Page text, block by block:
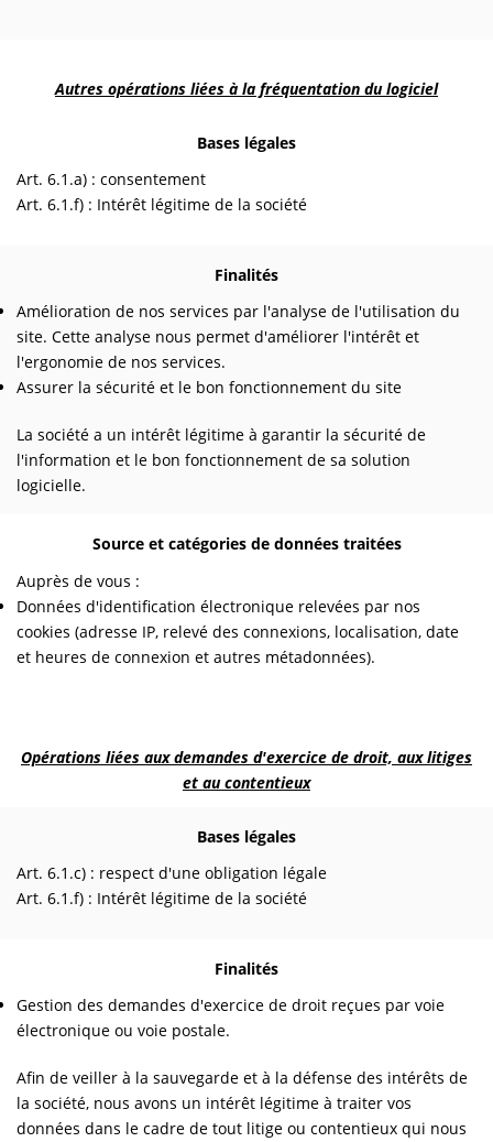
Autres opérations liées à la fréquentation du logiciel
Bases légales
Art. 6.1.a) : consentement
Art. 6.1.f) : Intérêt légitime de la société
Finalités
Amélioration de nos services par l'analyse de l'utilisation du
site. Cette analyse nous permet d'améliorer l'intérêt et
l'ergonomie de nos services.
Assurer la sécurité et le bon fonctionnement du site
La société a un intérêt légitime à garantir la sécurité de
l'information et le bon fonctionnement de sa solution
logicielle.
Source et catégories de données traitées
Auprès de vous :
Données d'identification électronique relevées par nos
cookies (adresse IP, relevé des connexions, localisation, date
et heures de connexion et autres métadonnées).
Opérations liées aux demandes d'exercice de droit, aux litiges
et au contentieux
Bases légales
Art. 6.1.c) : respect d'une obligation légale
Art. 6.1.f) : Intérêt légitime de la société
Finalités
Gestion des demandes d'exercice de droit reçues par voie
électronique ou voie postale.
Afin de veiller à la sauvegarde et à la défense des intérêts de
la société, nous avons un intérêt légitime à traiter vos
données dans le cadre de tout litige ou contentieux qui nous